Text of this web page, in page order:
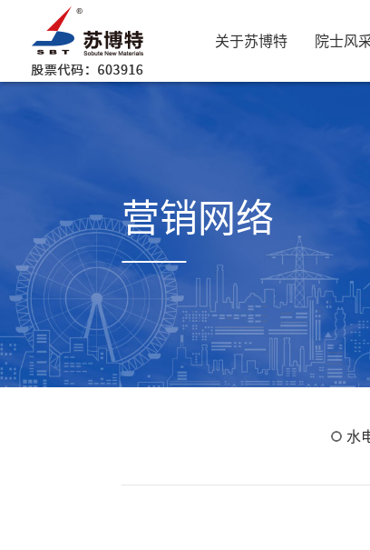
关于苏博特 院士风
营销网络
水